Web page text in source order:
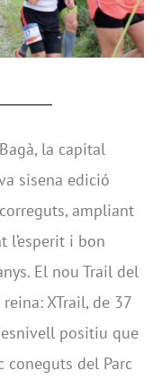
la capital
sisena edició
ampliant
l’esperit i bon
El nou Trail del
XTrail, de 37
positiu que
coneguts del Parc